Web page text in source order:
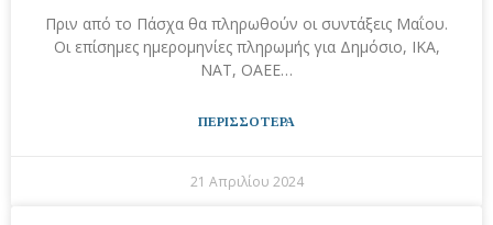
Πριν από το Πάσχα θα πληρωθούν οι συντάξεις Μαΐου.
Οι επίσημες ημερομηνίες πληρωμής για Δημόσιο, ΙΚΑ,
ΝΑΤ, ΟΑΕΕ…
ΠΕΡΙΣΣΟΤΕΡΑ
21 Απριλίου 2024